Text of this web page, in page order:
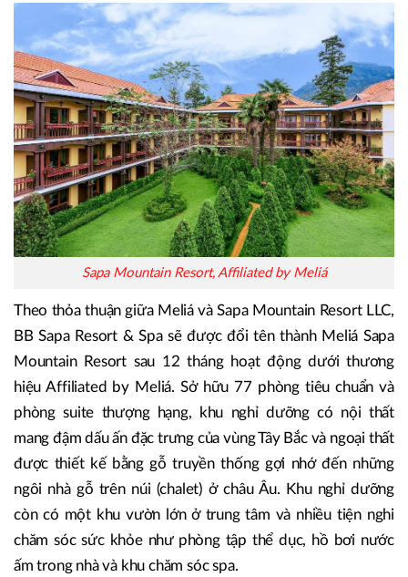
Sapa Mountain Resort, Affiliated by Meliá
Theo thỏa thuận giữa Meliá và Sapa Mountain Resort LLC,
BB Sapa Resort & Spa sẽ được đổi tên thành Meliá Sapa
Mountain Resort sau 12 tháng hoạt động dưới thương
hiệu Affiliated by Meliá. Sở hữu 77 phòng tiêu chuẩn và
phòng suite thượng hạng, khu nghỉ dưỡng có nội thất
mang đậm dấu ấn đặc trưng của vùng Tây Bắc và ngoại thất
được thiết kế bằng gỗ truyền thống gợi nhớ đến những
ngôi nhà gỗ trên núi (chalet) ở châu Âu. Khu nghỉ dưỡng
còn có một khu vườn lớn ở trung tâm và nhiều tiện nghi
chăm sóc sức khỏe như phòng tập thể dục, hồ bơi nước
ấm trong nhà và khu chăm sóc spa.